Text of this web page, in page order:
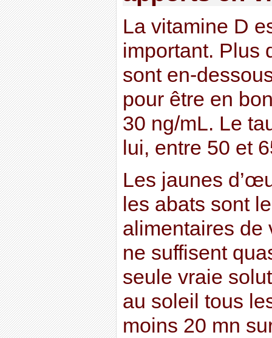
La vitamine D
important. Plus
sont en-
pour être en
30 ng/mL. Le
lui, entre 50 et
Les jaunes
les abats sont
alimentaires de
ne suffisent
seule vraie
au soleil tous
moins 20 mn